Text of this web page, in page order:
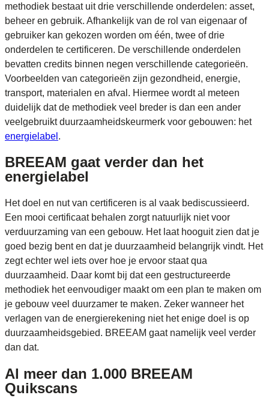
methodiek bestaat uit drie verschillende onderdelen: asset,
beheer en gebruik. Afhankelijk van de rol van eigenaar of
gebruiker kan gekozen worden om één, twee of drie
onderdelen te certificeren. De verschillende onderdelen
bevatten credits binnen negen verschillende categorieën.
Voorbeelden van categorieën zijn gezondheid, energie,
transport, materialen en afval. Hiermee wordt al meteen
duidelijk dat de methodiek veel breder is dan een ander
veelgebruikt duurzaamheidskeurmerk voor gebouwen: het
energielabel .
BREEAM gaat verder dan het
energielabel
Het doel en nut van certificeren is al vaak bediscussieerd.
Een mooi certificaat behalen zorgt natuurlijk niet voor
verduurzaming van een gebouw. Het laat hooguit zien dat je
goed bezig bent en dat je duurzaamheid belangrijk vindt. Het
zegt echter wel iets over hoe je ervoor staat qua
duurzaamheid. Daar komt bij dat een gestructureerde
methodiek het eenvoudiger maakt om een plan te maken om
je gebouw veel duurzamer te maken. Zeker wanneer het
verlagen van de energierekening niet het enige doel is op
duurzaamheidsgebied. BREEAM gaat namelijk veel verder
dan dat.
Al meer dan 1.000 BREEAM
Quikscans